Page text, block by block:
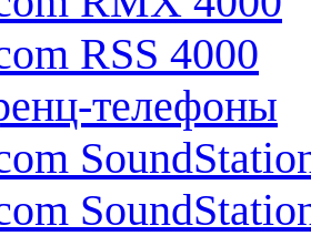
RSS 4000
телефоны